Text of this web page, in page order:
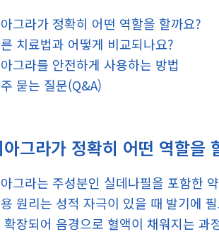
그라가 정확히 어떤 역할을 할까요?
치료법과 어떻게 비교되나요?
그라를 안전하게 사용하는 방법
묻는 질문(Q&A)
그라가 정확히 어떤 역할을
그라는 주성분인 실데나필을 포함한
원리는 성적 자극이 있을 때 발기에
확장되어 음경으로 혈액이 채워지는 과